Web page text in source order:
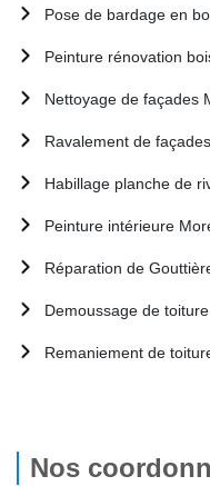
Pose de bardage en
Peinture rénovation
Nettoyage de façades
Ravalement de
Habillage planche de
Peinture intérieure
Réparation de
Demoussage de
Remaniement de
Nos